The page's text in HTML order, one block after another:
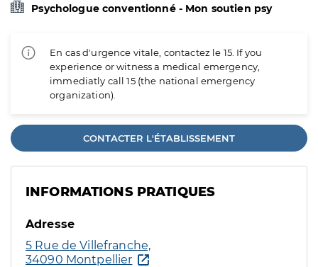
Psychologue conventionné - Mon soutien psy
En cas d'urgence vitale, contactez le 15. If you
experience or witness a medical emergency,
immediatly call 15 (the national emergency
organization).
CONTACTER L'ÉTABLISSEMENT
INFORMATIONS PRATIQUES
Adresse
5 Rue de Villefranche,
34090 Montpellier